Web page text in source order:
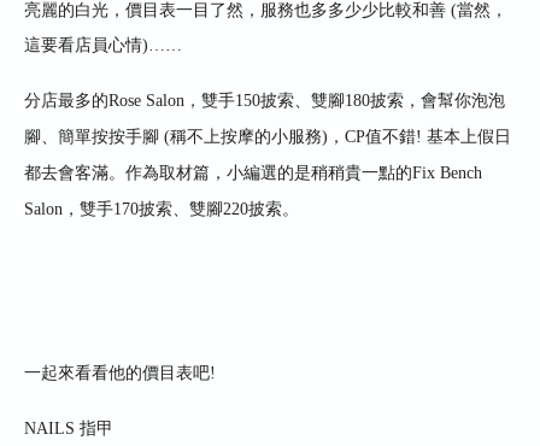
亮麗的白光，價目表一目了然，服務也多多少少比較和善 (當然，
這要看店員心情)……
分店最多的Rose Salon ，雙手150披索、雙腳180披索，會幫你泡泡
腳、簡單按按手腳 (稱不上按摩的小服務) ，CP值不錯! 基本上假日
都去會客滿。 作為取材篇，小編選的是稍稍貴一點的Fix Bench
Salon ，雙手170披索、雙腳220披索。
一起來看看他的價目表吧!
NAILS 指甲